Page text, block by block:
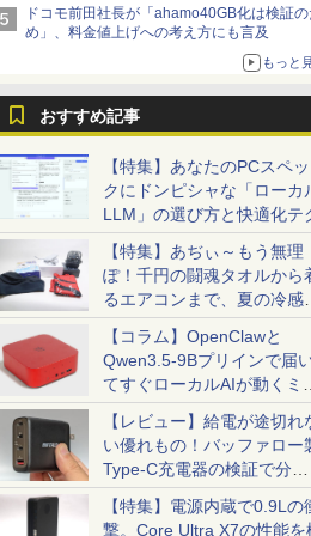
ドコモ前田社長が「ahamo40GB化は検証の
め」、料金値上げへの考え方にも言及
もっと
おすすめ記事
【特集】あなたのPCスペッ
クにドンピシャな「ローカ
LLM」の選び方と快適化テ
【特集】あぢぃ～もう無理
ぽ！千円の闘魂タオルから
るエアコンまで、夏の冷感グ
ッズ一挙紹介
【コラム】OpenClawと
Qwen3.5-9Bプリインで届
てすぐローカルAIが動くミニ
PC「SER9 Pro」
【レビュー】給電が途切れ
い優れもの！バッファロー
Type-C充電器の検証で分か
ったこと
【特集】電源内蔵で0.9Lの
撃。Core Ultra X7の性能を